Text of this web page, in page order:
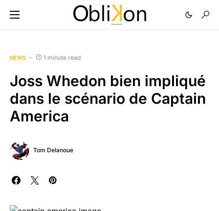
NEWS 1 minute read
Joss Whedon bien impliqué
dans le scénario de Captain
America
Tom Delanoue